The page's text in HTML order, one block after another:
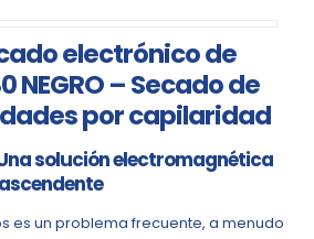
electrónico de
NEGRO – Secado de
por capilaridad
solución electromagnética
es un problema frecuente, a menudo